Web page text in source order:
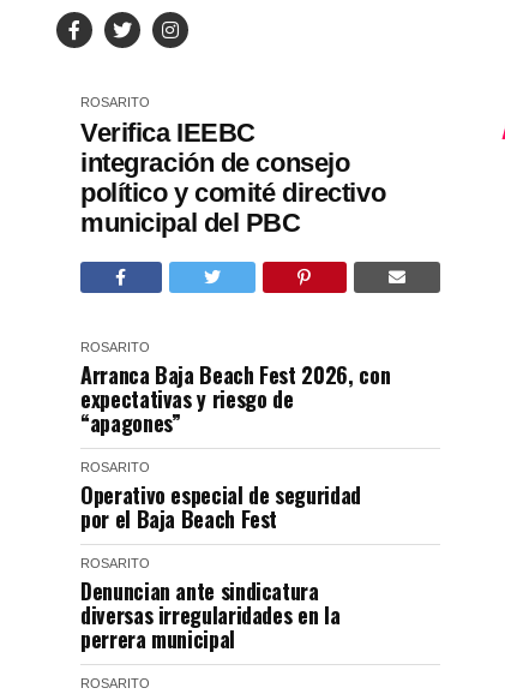
ROSARITO
Verifica IEEBC
integración de consejo
político y comité directivo
municipal del PBC
ROSARITO
Arranca Baja Beach Fest 2026, con
expectativas y riesgo de
“apagones”
ROSARITO
Operativo especial de seguridad
por el Baja Beach Fest
ROSARITO
Denuncian ante sindicatura
diversas irregularidades en la
perrera municipal
ROSARITO